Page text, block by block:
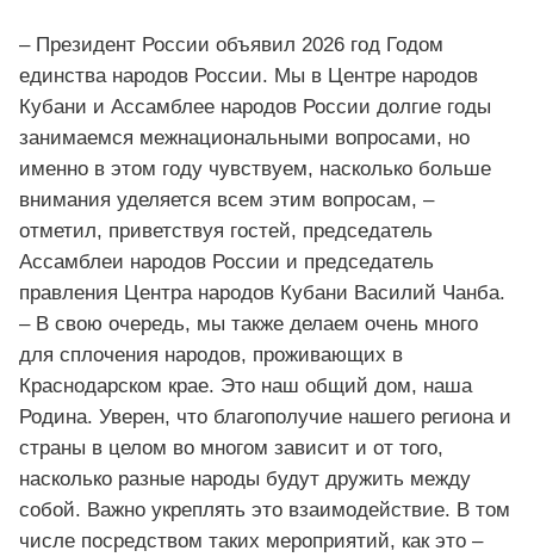
– Президент России объявил 2026 год Годом
единства народов России. Мы в Центре народов
Кубани и Ассамблее народов России долгие годы
занимаемся межнациональными вопросами, но
именно в этом году чувствуем, насколько больше
внимания уделяется всем этим вопросам, –
отметил, приветствуя гостей, председатель
Ассамблеи народов России и председатель
правления Центра народов Кубани Василий Чанба.
– В свою очередь, мы также делаем очень много
для сплочения народов, проживающих в
Краснодарском крае. Это наш общий дом, наша
Родина. Уверен, что благополучие нашего региона и
страны в целом во многом зависит и от того,
насколько разные народы будут дружить между
собой. Важно укреплять это взаимодействие. В том
числе посредством таких мероприятий, как это –